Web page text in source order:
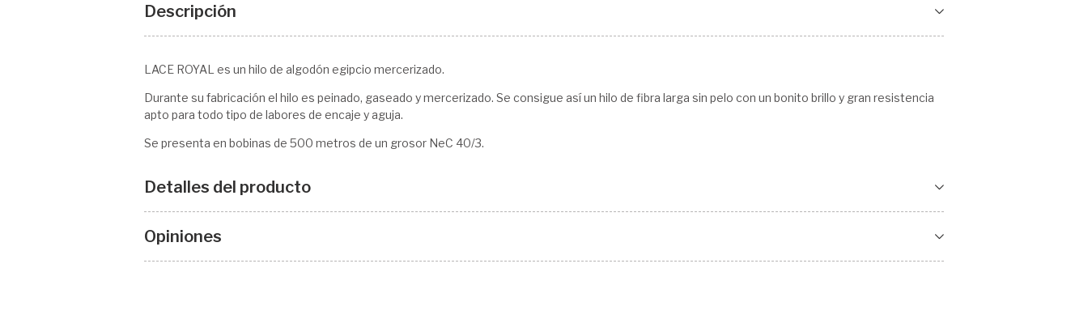
Descripción
LACE ROYAL es un hilo de algodón egipcio mercerizado.
Durante su fabricación el hilo es peinado, gaseado y mercerizado. Se consigue así un hilo de fibra larga sin pelo con un bonito brillo y gran resistencia
apto para todo tipo de labores de encaje y aguja.
Se presenta en bobinas de 500 metros de un grosor NeC 40/3.
Detalles del producto
Opiniones